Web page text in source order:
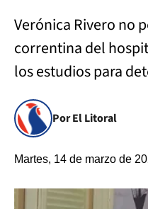
Verónica Rivero no
correntina del
los estudios para
Por El Litoral
Martes, 14 de marzo de